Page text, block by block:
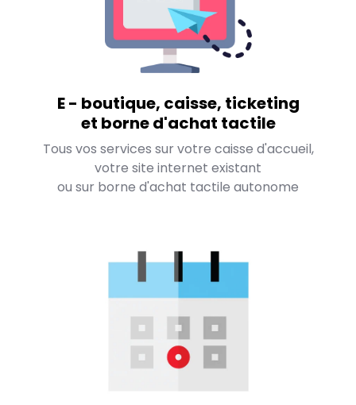
E - boutique, caisse, ticketing
et borne d'achat tactile
Tous vos services sur votre caisse d'accueil,
votre site internet existant
ou sur borne d'achat tactile autonome